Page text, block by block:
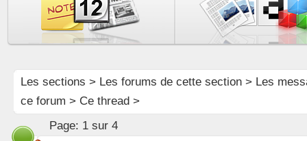
Les sections > Les forums de cette section> Les
ce forum > Ce thread >
Page: 1 sur 4